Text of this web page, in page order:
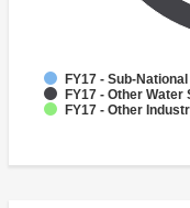
FY17 - Sub-
FY17 - Other
FY17 - Other